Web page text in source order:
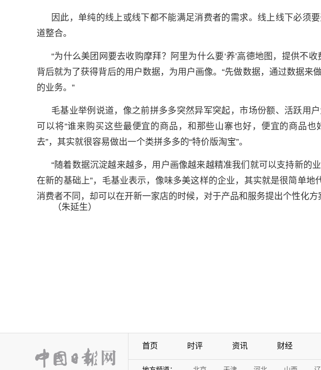
因此，单纯的线上或线下都不能满足消费者的需求。线上线下必须
道整合。
“为什么美团网要去收购摩拜？阿里为什么要‘养’高德地图，提供不
背后就为了获得背后的用户数据，为用户画像。“先做数据，通过数据来
的业务。”
毛基业举例说道，像之前拼多多突然异军突起，市场份额、活跃用
可以将“谁来购买这些最便宜的商品，和那些山寨也好，便宜的商品
去”，其实就很容易做出一个类拼多多的“特价版淘宝”。
“随着数据沉淀越来越多，用户画像越来越精准我们就可以支持新的
在新的基础上”，毛基业表示，像味多美这样的企业，其实就是很简单地
消费者不同，却可以在开新一家店的时候，对于产品和服务提出个性化方
（朱延生）
首页 时评 资讯 财经